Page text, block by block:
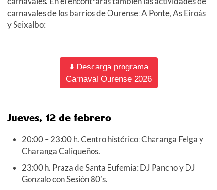
carnavales de los barrios de Ourense: A Ponte, As Eiroás
y Seixalbo:
⬇️ Descarga programa
Carnaval Ourense 2026
Jueves, 12 de febrero
20:00 – 23:00 h. Centro histórico: Charanga Felga y
Charanga Caliqueños.
23:00 h. Praza de Santa Eufemia: DJ Pancho y DJ
Gonzalo con Sesión 80’s.